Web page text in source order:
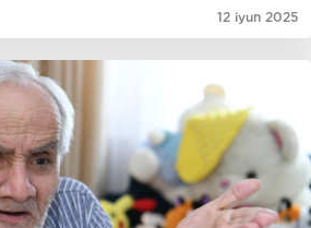
12 iyun 2025